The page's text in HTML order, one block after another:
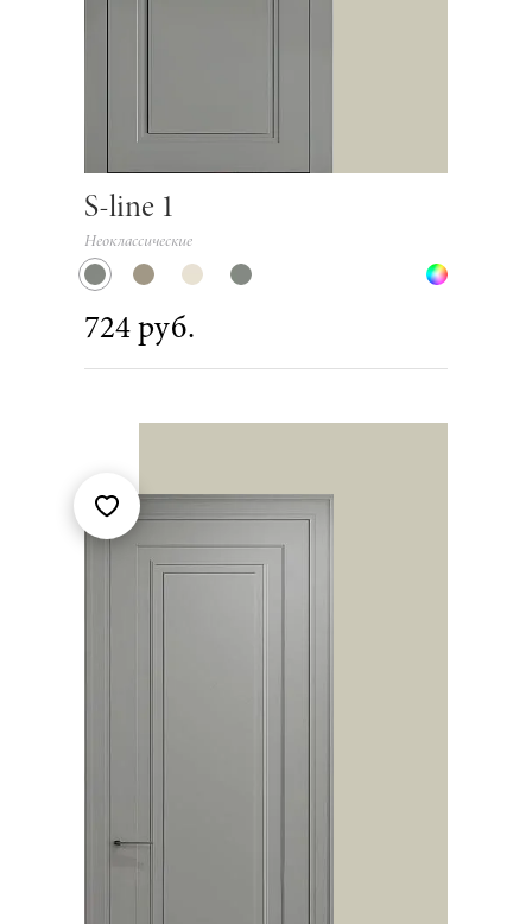
S-line 1
Неоклассические
724 руб.